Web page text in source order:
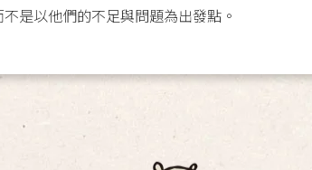
是以他們的不足與問題為出發點。